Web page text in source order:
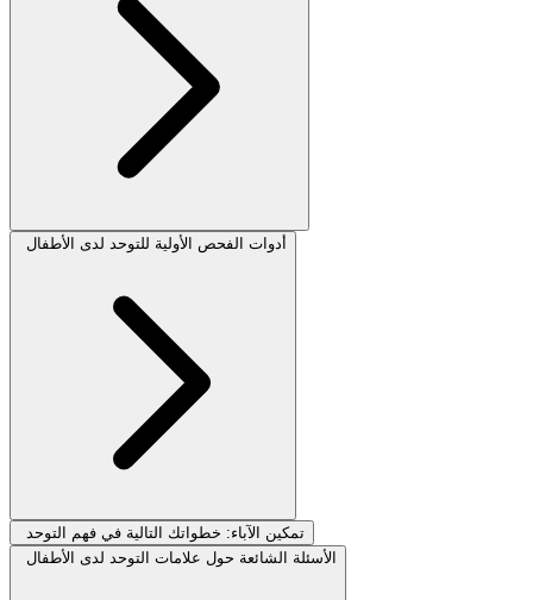
أدوات الفحص الأولية للتوحد لدى الأطفال
تمكين الآباء: خطواتك التالية في فهم التوحد
الأسئلة الشائعة حول علامات التوحد لدى الأطفال